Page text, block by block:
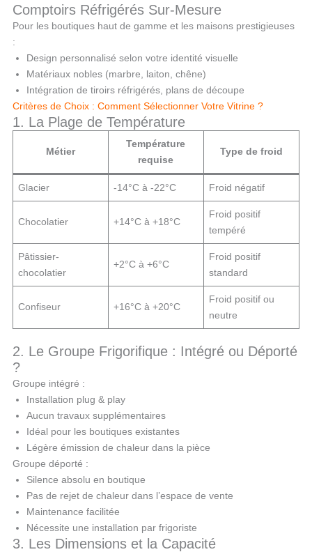
Comptoirs Réfrigérés Sur-Mesure
Pour les boutiques haut de gamme et les maisons prestigieuses
:
Design personnalisé selon votre identité visuelle
Matériaux nobles (marbre, laiton, chêne)
Intégration de tiroirs réfrigérés, plans de découpe
Critères de Choix : Comment Sélectionner Votre Vitrine ?
1. La Plage de Température
Métier
Température
requise
Type de froid
Glacier -14°C à -22°C Froid négatif
Chocolatier +14°C à +18°C
Froid positif
tempéré
Pâtissier-
chocolatier
+2°C à +6°C
Froid positif
standard
Confiseur +16°C à +20°C
Froid positif ou
neutre
2. Le Groupe Frigorifique : Intégré ou Déporté
?
Groupe intégré :
Installation plug & play
Aucun travaux supplémentaires
Idéal pour les boutiques existantes
Légère émission de chaleur dans la pièce
Groupe déporté :
Silence absolu en boutique
Pas de rejet de chaleur dans l’espace de vente
Maintenance facilitée
Nécessite une installation par frigoriste
3. Les Dimensions et la Capacité